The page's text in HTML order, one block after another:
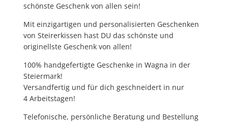
schönste Geschenkvon allen sein!
Miteinzigartigen und personalisierten Geschenken
von Steirerkissen hast DU das schönste und
originellste Geschenk von allen!
100% handgefertigteGeschenke in Wagna in der
Steiermark!
Versandfertig und für dich geschneidert in nur
4 Arbeitstagen!
Telefonische, persönliche Beratung und Bestellung